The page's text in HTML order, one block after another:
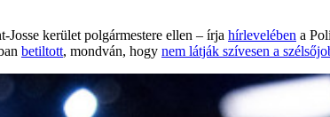
kerület polgármestere ellen – írja hírlevelében a
betiltott, mondván, hogy nem látják szívesen a